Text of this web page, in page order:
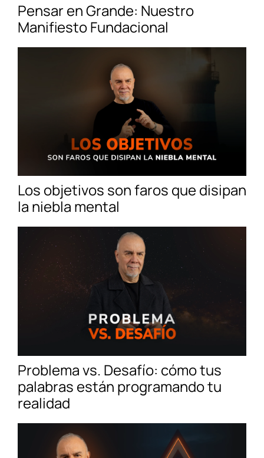
Pensar en Grande: Nuestro
Manifiesto Fundacional
Los objetivos son faros que disipan
la niebla mental
Problema vs. Desafío: cómo tus
palabras están programando tu
realidad